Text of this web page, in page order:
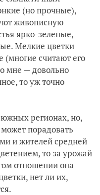
(но прочные),
живописную
ярко-зеленые,
Мелкие цветки
(многие считают его
мне — довольно
то уж точно
регионах, но,
порадовать
и жителей средней
то за урожай
отношении она
нет ли их,